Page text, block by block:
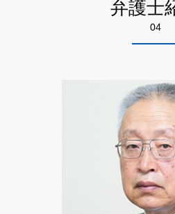
自己破産 法律相談
自己破産 官報 期間
債権回収 督促
残業代 和解金
労働問題 悩み 相談
悪徳 マルチ商法
高齢者 悪徳商法
悪徳商法 手口 種類
悪徳商法 法律
不動産トラブル 弁護
悪徳商法 弁護士相談
相続 弁護士相談 墨田
知財 弁護士相談 足立
労働問題 弁護士相談
自己破産 弁護士相談
知財 弁護士相談 墨田
不動産トラブル 弁護
離婚 弁護士相談 江東区
特許 弁護士相談 江東
弁護士
04